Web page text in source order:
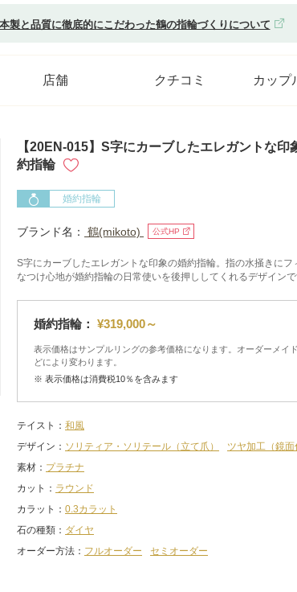
製と品質に徹底的にこだわった鶴の指輪づくりについて
店舗 クチコミ カップ
【20EN-015】S字にカーブしたエレガントな
約指輪
婚約指輪
ブランド名： 鶴(mikoto) 公式HP
S字にカーブしたエレガントな印象の婚約指輪。指の水掻きに
なつけ心地が婚約指輪の日常使いを後押ししてくれるデザイン
婚約指輪： ¥319,000～
表示価格はサンプルリングの参考価格になります。オーダーメイ
どにより変わります。
※ 表示価格は消費税10％を含みます
テイスト
和風
デザイン
ソリティア・ソリテール（立て爪）
ツヤ加工（鏡
素材
プラチナ
カット
ラウンド
カラット
0.3カラット
石の種類
ダイヤ
オーダー方法
フルオーダー セミオーダー